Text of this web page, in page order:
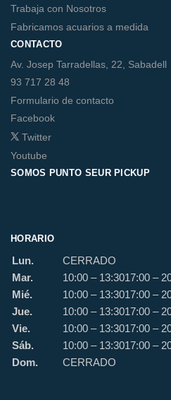
Trabaja con Nosotros
Fabricamos acuarios a medida
CONTACTO
Av. Josep Tarradellas, 22, Sabadell
93 717 28 48
Formulario de contacto
Facebook
Twitter
Youtube
SOMOS PUNTO SEUR PICKUP
HORARIO
Lun.
CERRADO
Mar.
10:00 – 13:3017:00 –
Mié.
10:00 – 13:3017:00 –
Jue.
10:00 – 13:3017:00 –
Vie.
10:00 – 13:3017:00 –
Sáb.
10:00 – 13:3017:00 –
Dom.
CERRADO